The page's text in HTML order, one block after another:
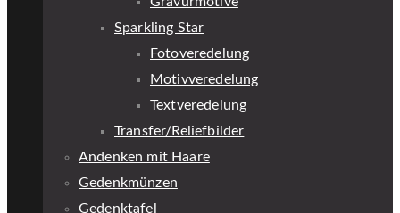
Sparkling Star
Fotoveredelung
Motivveredelung
Textveredelung
Transfer/Reliefbilder
Andenken mit Haare
Gedenkmünzen
Gedenktafel